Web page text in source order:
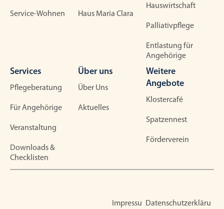
Service-Wohnen Haus Maria Clara
Hauswirtschaft
Palliativpflege
Entlastung für
Angehörige
Services
Pflegeberatung
Für Angehörige
Veranstaltung
Downloads &
Checklisten
Über uns
Über Uns
Aktuelles
Weitere
Angebote
Klostercafé
Spatzennest
Förderverein
Impressu Datenschutzerkläru